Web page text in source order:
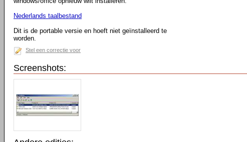
Nederlands taalbestand
Dit is de portable versie en hoeft niet geïnstalleerd te
worden.
Stel een correctie voor
Screenshots: